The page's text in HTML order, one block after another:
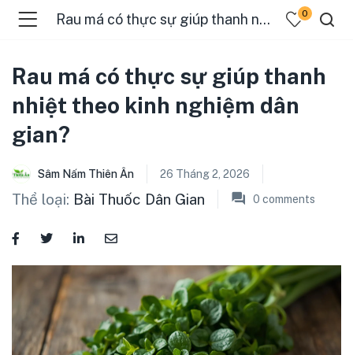
Rau má có thực sự giúp thanh nhiệt theo kinh nghiệm dân gian? 0
Rau má có thực sự giúp thanh
nhiệt theo kinh nghiệm dân
gian?
Sâm Nấm Thiên Ân 26 Tháng 2, 2026
Thể loại: Bài Thuốc Dân Gian 0 comments